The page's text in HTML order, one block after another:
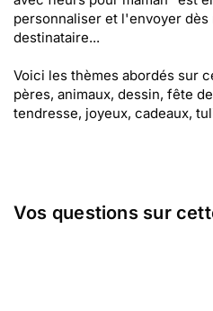
personnaliser et l'envoyer dès
destinataire...
Voici les thèmes abordés sur
pères, animaux, dessin, fête
tendresse, joyeux, cadeaux,
Vos questions sur